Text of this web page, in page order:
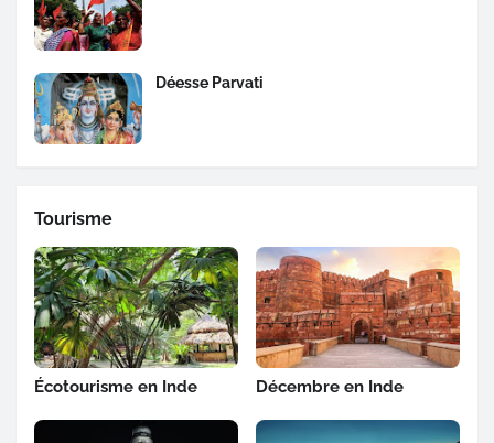
Déesse Parvati
Tourisme
Écotourisme en Inde Décembre en Inde